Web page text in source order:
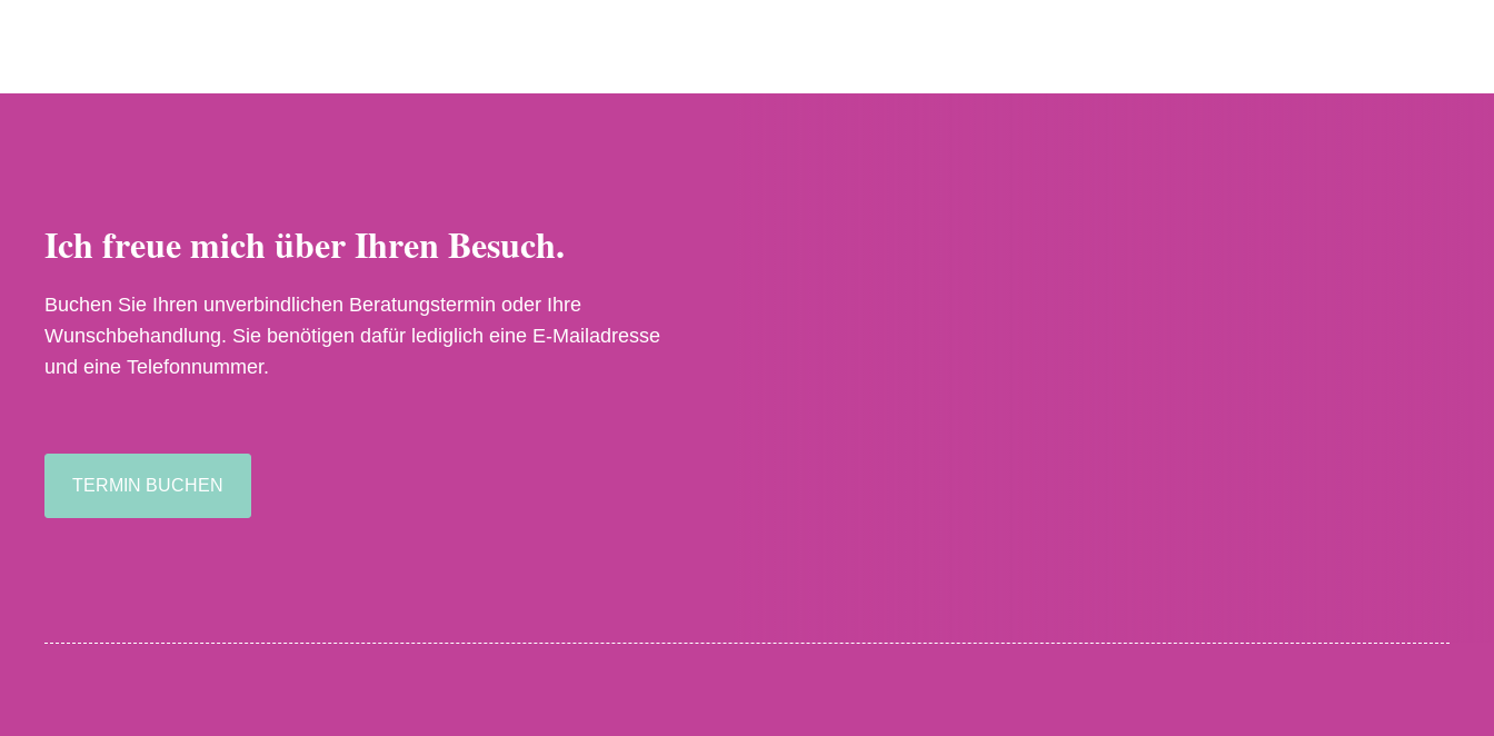
Ich freue mich über Ihren Besuch.
Buchen Sie Ihren unverbindlichen Beratungstermin oder Ihre
Wunschbehandlung. Sie benötigen dafür lediglich eine E-Mailadresse
und eine Telefonnummer.
TERMIN BUCHEN